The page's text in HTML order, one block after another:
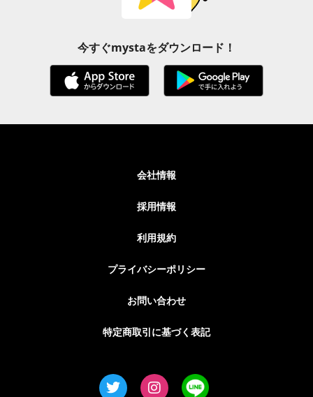
今すぐmystaをダウンロード！
会社情報
採用情報
利用規約
プライバシーポリシー
お問い合わせ
特定商取引に基づく表記